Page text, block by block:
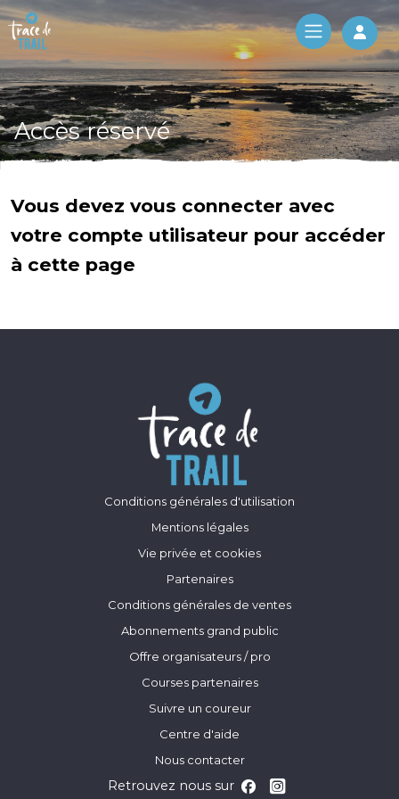
Log
Accès réservé
Vous devez vous connecter avec
votre compte utilisateur pour accéder
à cette page
Conditions générales d'utilisation
Mentions légales
Vie privée et cookies
Partenaires
Conditions générales de ventes
Abonnements grand public
Offre organisateurs / pro
Courses partenaires
Suivre un coureur
Centre d'aide
Nous contacter
Retrouvez nous sur